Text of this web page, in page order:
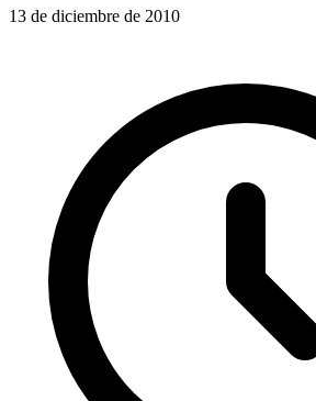
13 de diciembre de 2010